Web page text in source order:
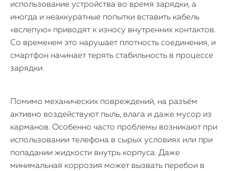
использование устройства во время зарядки, а
иногда и неаккуратные попытки вставить кабель
«вслепую» приводят к износу внутренних контактов.
Со временем это нарушает плотность соединения, и
смартфон начинает терять стабильность в процессе
зарядки.
Помимо механических повреждений, на разъём
активно воздействуют пыль, влага и даже мусор из
карманов. Особенно часто проблемы возникают при
использовании телефона в сырых условиях или при
попадании жидкости внутрь корпуса. Даже
минимальная коррозия может вызвать перебои в